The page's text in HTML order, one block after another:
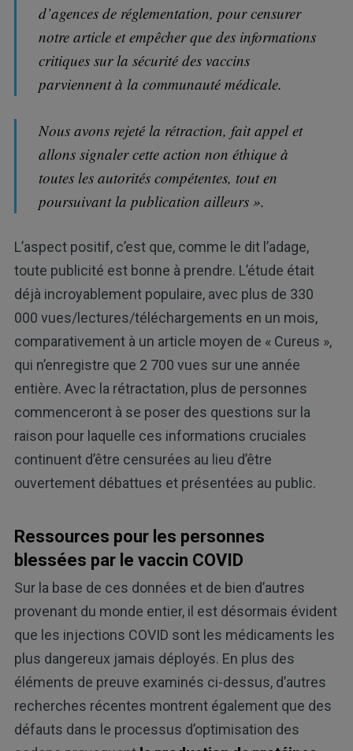
d’agences de réglementation, pour censurer
notre article et empêcher que des informations
critiques sur la sécurité des vaccins
parviennent à la communauté médicale.
Nous avons rejeté la rétraction, fait appel et
allons signaler cette action non éthique à
toutes les autorités compétentes, tout en
poursuivant la publication ailleurs ».
L’aspect positif, c’est que, comme le dit l’adage,
toute publicité est bonne à prendre. L’étude était
déjà incroyablement populaire, avec plus de 330
000 vues/lectures/téléchargements en un mois,
comparativement à un article moyen de « Cureus »,
qui n’enregistre que 2 700 vues sur une année
entière. Avec la rétractation, plus de personnes
commenceront à se poser des questions sur la
raison pour laquelle ces informations cruciales
continuent d’être censurées au lieu d’être
ouvertement débattues et présentées au public.
Ressources pour les personnes
blessées par le vaccin COVID
Sur la base de ces données et de bien d’autres
provenant du monde entier, il est désormais évident
que les injections COVID sont les médicaments les
plus dangereux jamais déployés. En plus des
éléments de preuve examinés ci-dessus, d’autres
recherches récentes montrent également que des
défauts dans le processus d’optimisation des